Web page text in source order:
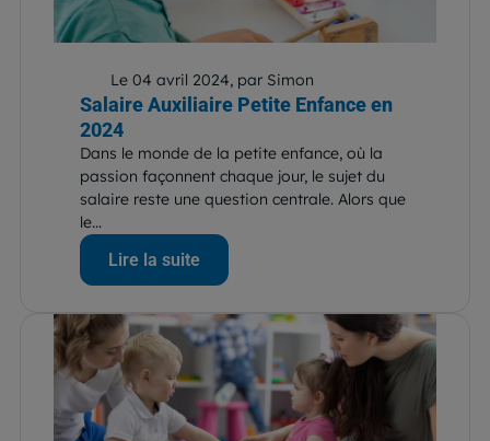
Le 04 avril 2024, par Simon
Salaire Auxiliaire Petite Enfance en
2024
Dans le monde de la petite enfance, où la
passion façonnent chaque jour, le sujet du
salaire reste une question centrale. Alors que
le...
Lire la suite